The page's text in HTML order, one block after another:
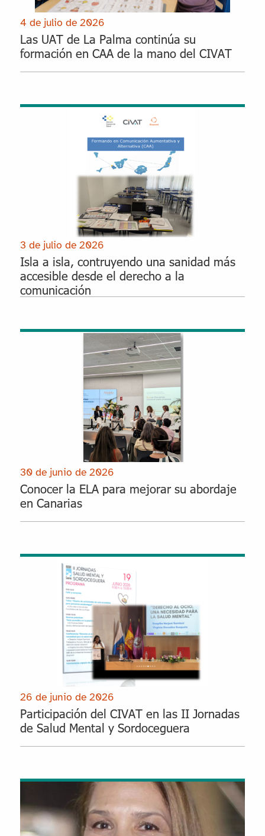
4 de julio de 2026
Las UAT de La Palma continúa su
formación en CAA de la mano del CIVAT
3 de julio de 2026
Isla a isla, contruyendo una sanidad más
accesible desde el derecho a la
comunicación
30 de junio de 2026
Conocer la ELA para mejorar su abordaje
en Canarias
26 de junio de 2026
Participación del CIVAT en las II Jornadas
de Salud Mental y Sordoceguera